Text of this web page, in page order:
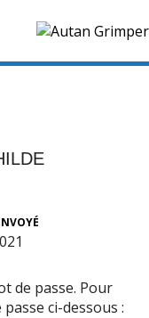
de passe. Pour
ci-dessous :